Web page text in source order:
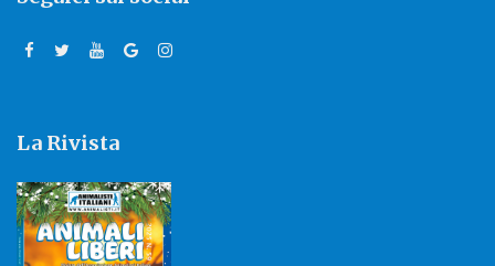
La Rivista